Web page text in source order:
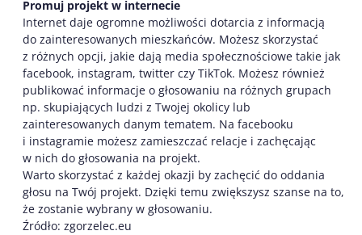
Promuj projekt w internecie
Internet daje ogromne możliwości dotarcia z informacją
do zainteresowanych mieszkańców. Możesz skorzystać
z różnych opcji, jakie dają media społecznościowe takie jak
facebook, instagram, twitter czy TikTok. Możesz również
publikować informacje o głosowaniu na różnych grupach
np. skupiających ludzi z Twojej okolicy lub
zainteresowanych danym tematem. Na facebooku
i instagramie możesz zamieszczać relacje i zachęcając
w nich do głosowania na projekt.
Warto skorzystać z każdej okazji by zachęcić do oddania
głosu na Twój projekt. Dzięki temu zwiększysz szanse na to,
że zostanie wybrany w głosowaniu.
Źródło: zgorzelec.eu